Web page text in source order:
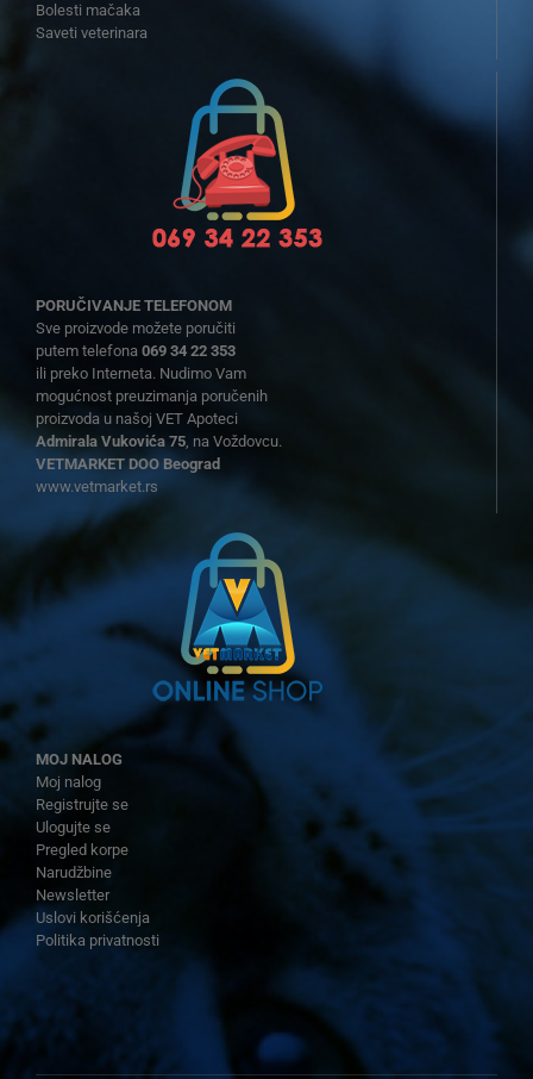
Bolesti mačaka
Saveti veterinara
PORUČIVANJE TELEFONOM
Sve proizvode možete poručiti
putem telefona 069 34 22 353
ili preko Interneta. Nudimo Vam
mogućnost preuzimanja poručenih
proizvoda u našoj VET Apoteci
Admirala Vukovića 75, na Voždovcu.
VETMARKET DOO Beograd
www.vetmarket.rs
MOJ NALOG
Moj nalog
Registrujte se
Ulogujte se
Pregled korpe
Narudžbine
Newsletter
Uslovi korišćenja
Politika privatnosti